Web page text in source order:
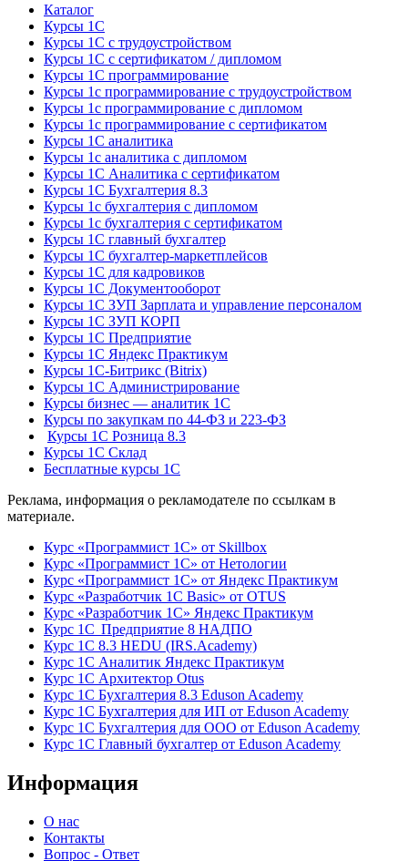
Каталог
Курсы 1С
Курсы 1С с трудоустройством
Курсы 1С с сертификатом / дипломом
Курсы 1С программирование
Курсы 1с программирование с трудоустройством
Курсы 1с программирование с дипломом
Курсы 1с программирование с сертификатом
Курсы 1С аналитика
Курсы 1с аналитика с дипломом
Курсы 1С Аналитика с сертификатом
Курсы 1С Бухгалтерия 8.3
Курсы 1с бухгалтерия с дипломом
Курсы 1с бухгалтерия с сертификатом
Курсы 1С главный бухгалтер
Курсы 1С бухгалтер-маркетплейсов
Курсы 1С для кадровиков
Курсы 1С Документооборот
Курсы 1С ЗУП Зарплата и управление персоналом
Курсы 1С ЗУП КОРП
Курсы 1С Предприятие
Курсы 1С Яндекс Практикум
Курсы 1С-Битрикс (Bitrix)
Курсы 1С Администрирование
Курсы бизнес — аналитик 1С
Курсы по закупкам по 44‑ФЗ и 223‑ФЗ
Курсы 1С Розница 8.3
Курсы 1С Склад
Бесплатные курсы 1С
Реклама, информация о рекламодателе по ссылкам в
материале.
Курс «Программист 1С» от Skillbox
Курс «Программист 1С» от Нетологии
Курс «Программист 1С» от Яндекс Практикум
Курс «Разработчик 1С Basic» от OTUS
Курс «Разработчик 1С» Яндекс Практикум
Курс 1С Предприятие 8 НАДПО
Курс 1С 8.3 HEDU (IRS.Academy)
Курс 1С Аналитик Яндекс Практикум
Курс 1С Архитектор Otus
Курс 1С Бухгалтерия 8.3 Eduson Academy
Курс 1С Бухгалтерия для ИП от Eduson Academy
Курс 1С Бухгалтерия для ООО от Eduson Academy
Курс 1С Главный бухгалтер от Eduson Academy
Информация
О нас
Контакты
Вопрос - Ответ